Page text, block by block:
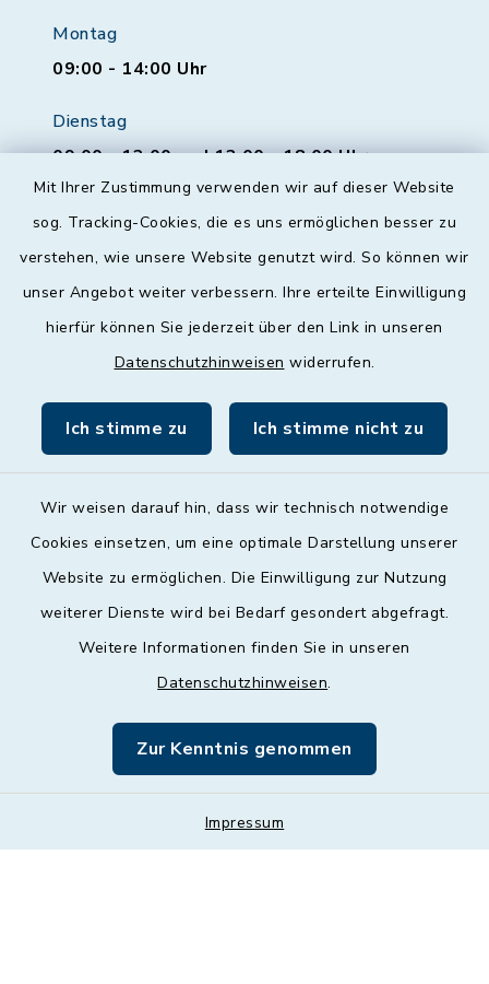
Mit Ihrer Zustimmung verwenden wir auf dieser Website
sog. Tracking-Cookies, die es uns ermöglichen besser zu
verstehen, wie unsere Website genutzt wird. So können wir
unser Angebot weiter verbessern. Ihre erteilte Einwilligung
hierfür können Sie jederzeit über den Link in unseren
Datenschutzhinweisen widerrufen.
Ich stimme zu Ich stimme nicht zu
Wir weisen darauf hin, dass wir technisch notwendige
Cookies einsetzen, um eine optimale Darstellung unserer
Website zu ermöglichen. Die Einwilligung zur Nutzung
weiterer Dienste wird bei Bedarf gesondert abgefragt.
Weitere Informationen finden Sie in unseren
Datenschutzhinweisen.
Zur Kenntnis genommen
Impressum
Montag
09:00 - 14:00 Uhr
Dienstag
09:00 - 12:00 und 13:00 - 18:00 Uhr
Donnerstag
09:00 - 12:00 und 13:00 - 18:00 Uhr
09:00 - 12:00 Uhr
Barrierefreiheit
Impressum
Sitemap